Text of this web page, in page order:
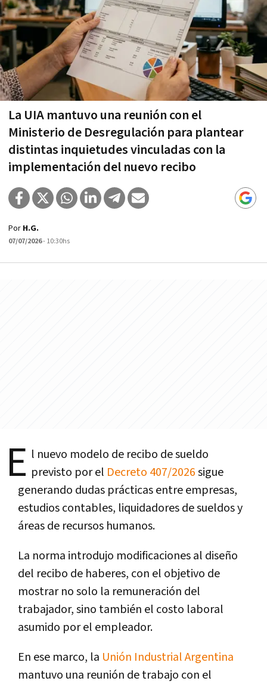
La UIA mantuvo una reunión con el
Ministerio de Desregulación para plantear
distintas inquietudes vinculadas con la
implementación del nuevo recibo
Por H.G.
07/07/2026- 10:30hs
E l nuevo modelo de recibo de sueldo
previsto por el Decreto 407/2026sigue
generando dudas prácticas entre empresas,
estudios contables, liquidadores de sueldos y
áreas de recursos humanos.
La norma introdujo modificaciones al diseño
del recibo de haberes, con el objetivo de
mostrar no solo la remuneración del
trabajador, sino también el costo laboral
asumido por el empleador.
En ese marco, la Unión Industrial Argentina
mantuvo una reunión de trabajo con el